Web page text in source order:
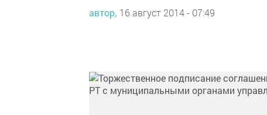
автор, 16 август 2014 - 07:49